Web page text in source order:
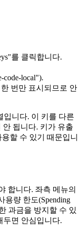
를 클릭합니다.
local").
번만 표시되므로 안
입니다. 이 키를 다른
됩니다. 키가 유출
할 수 있기 때문입니
합니다. 좌측 메뉴의
량 한도(Spending
과금을 방지할 수 있
두면 안심입니다.